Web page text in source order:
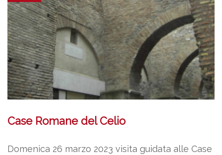
Case Romane del Celio
Domenica 26 marzo 2023 visita guidata alle Case